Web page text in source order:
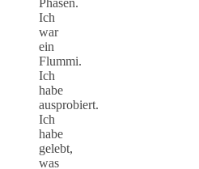
Phasen.
Ich
war
ein
Flummi.
Ich
habe
ausprobiert.
Ich
habe
gelebt,
was